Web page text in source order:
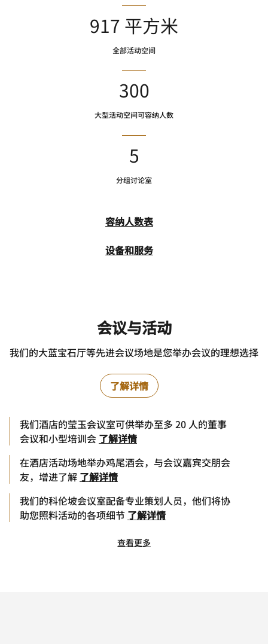
917 平方米
全部活动空间
300
大型活动空间可容纳人数
5
分组讨论室
容纳人数表
设备和服务
会议与活动
我们的大蓝宝石厅等先进会议场地是您举办会议的理想选择
了解详情
我们酒店的莹玉会议室可供举办至多 20 人的董事
会议和小型培训会 了解详情
在酒店活动场地举办鸡尾酒会，与会议嘉宾交朋会
友，增进了解 了解详情
我们的科伦坡会议室配备专业策划人员，他们将协
助您照料活动的各项细节 了解详情
查看更多